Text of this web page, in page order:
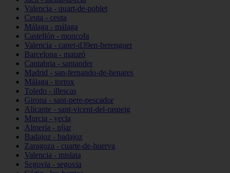
Valencia - quart-de-poblet
Ceuta - ceuta
Málaga - málaga
Castellón - moncofa
Valencia - canet-d39en-berenguer
Barcelona - mataró
Cantabria - santander
Madrid - san-fernando-de-henares
Málaga - torrox
Toledo - illescas
Girona - sant-pere-pescador
Alicante - sant-vicent-del-raspeig
Murcia - yecla
Almería - níjar
Badajoz - badajoz
Zaragoza - cuarte-de-huerva
Valencia - mislata
Segovia - segovia